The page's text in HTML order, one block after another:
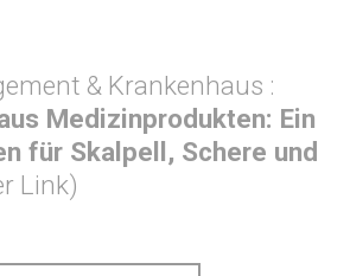
& Krankenhaus :
Medizinprodukten: Ein
für Skalpell, Schere und
Link)